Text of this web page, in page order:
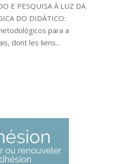
E PESQUISA À LUZ DA
DO DIDÁTICO:
para a
dont les liens...